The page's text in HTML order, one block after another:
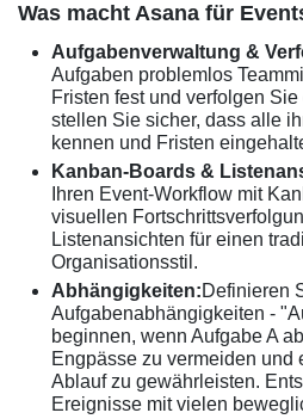
Was macht Asana für
Aufgabenverwaltung &
Aufgaben problemlos
Fristen fest und verfolgen
stellen Sie sicher, dass alle
kennen und Fristen
Kanban-Boards &
Ihren Event-Workflow mit
visuellen
Listenansichten für einen
Organisationsstil.
Abhängigkeiten:Definieren
Aufgabenabhängigkeiten -
beginnen, wenn Aufgabe A
Engpässe zu vermeiden und
Ablauf zu gewährleisten.
Ereignisse mit vielen